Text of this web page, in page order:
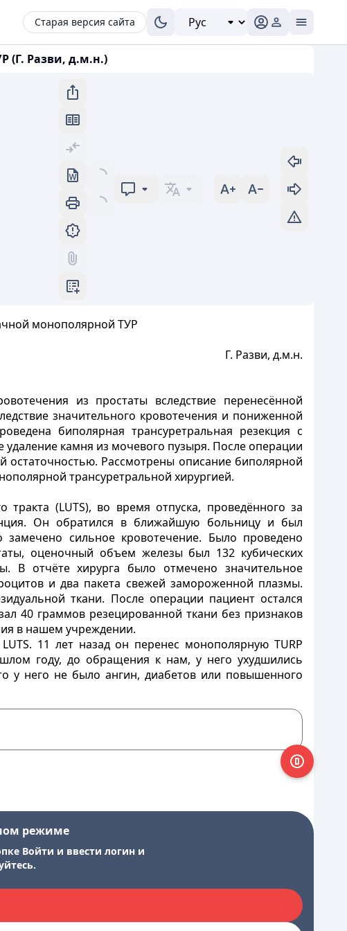
Старая версия сайта
(Г. Разви, д.м.н.)
монополярной ТУР
Г. Разви, д.м.н.
из простаты вследствие перенесённой
значительного кровотечения и пониженной
биполярная трансуретральная резекция с
камня из мочевого пузыря. После операции
Рассмотрены описание биполярной
трансуретральной хирургией.
(LUTS), во время отпуска, проведённого за
Он обратился в ближайшую больницу и был
замечено сильное кровотечение. Было проведено
оценочный объем железы был 132 кубических
В отчёте хирурга было отмечено значительное
и два пакета свежей замороженной плазмы.
ткани. После операции пациент остался
40 граммов резецированной ткани без признаков
в нашем учреждении.
11 лет назад он перенес монополярную TURP
году, до обращения к нам, у него ухудшились
у него не было ангин, диабетов или повышенного
режиме
Войти и ввести логин и